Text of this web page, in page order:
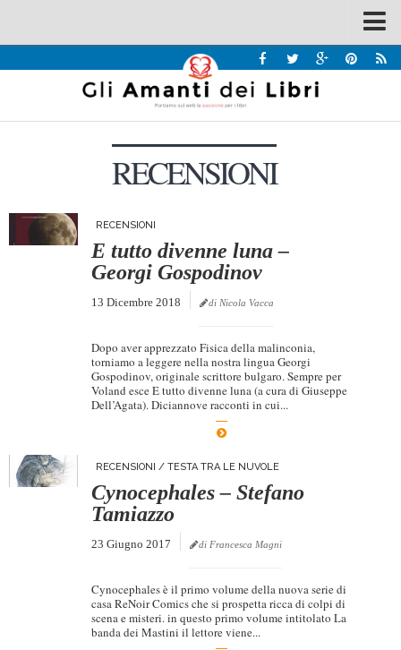
Recensioni
Interviste & Incontri
Chi siamo
Rassegna Stampa
Archivio
Partnership
Giallo Stresa
RECENSIONI
RECENSIONI
E tutto divenne luna –
Georgi Gospodinov
13 Dicembre 2018 di Nicola Vacca
Dopo aver apprezzato Fisica della malinconia,
torniamo a leggere nella nostra lingua Georgi
Gospodinov, originale scrittore bulgaro. Sempre per
Voland esce E tutto divenne luna (a cura di Giuseppe
Dell’Agata). Diciannove racconti in cui...
RECENSIONI / TESTA TRA LE NUVOLE
Cynocephales – Stefano
Tamiazzo
23 Giugno 2017 di Francesca Magni
Cynocephales è il primo volume della nuova serie di
casa ReNoir Comics che si prospetta ricca di colpi di
scena e misteri. in questo primo volume intitolato La
banda dei Mastini il lettore viene...